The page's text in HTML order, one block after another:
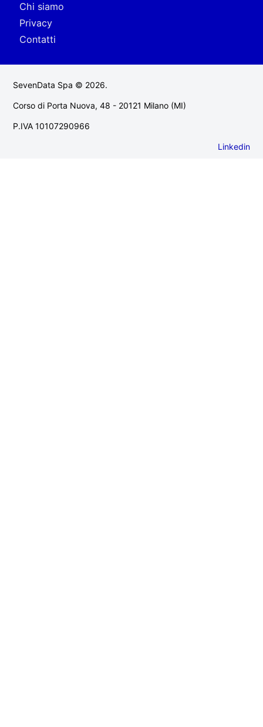
Chi siamo
Privacy
Contatti
SevenData Spa © 2026.
Corso di Porta Nuova, 48 - 20121 Milano (MI)
P.IVA 10107290966
Linkedin